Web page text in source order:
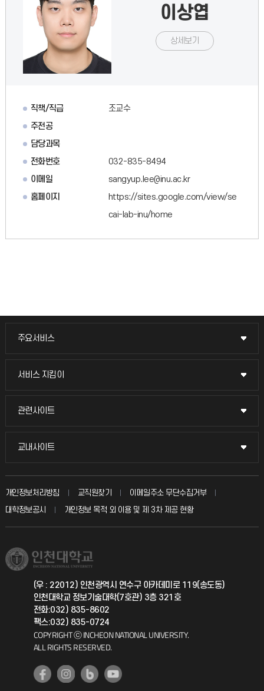
이상엽
상세보기
직책/직급
조교수
주전공
담당과목
전화번호
032-835-8494
이메일
sangyup.lee@inu.ac.kr
홈페이지
https://sites.google.com/view/se
cai-lab-inu/home
주요서비스
주요서비스
교무회의방송
입학안내
취업정보(학생)
서비스 지킴이
서비스 지킴이
묻고 답하기
칭찬마당
학생서비스 지킴이
관련사이트
관련사이트
국방헬프콜
총동문회
교내사이트
교내사이트
교수회
교육혁신본부
국제지원과
공자아카데미
기초교육원
개인정보처리방침 교직원찾기
이메일주소 무단수집거부
대학정보공시
개인정보 목적 외 이용 및 제 3차 제공 현황
(우 : 22012) 인천광역시 연수구 아카데미로 119(송도동)
인천대학교 정보기술대학(7호관) 3층 321호
전화:032) 835-8602
팩스:032) 835-0724
COPYRIGHT ⓒ INCHEON NATIONAL UNIVERSITY.
ALL RIGHTS RESERVED.